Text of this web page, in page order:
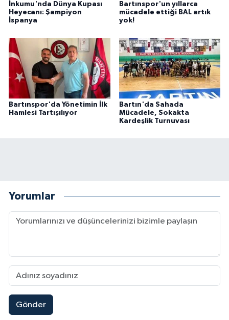
İnkumu'nda Dünya Kupası
Heyecanı: Şampiyon
İspanya
Bartınspor'un yıllarca
mücadele ettiği BAL artık
yok!
Bartınspor'da Yönetimin İlk
Hamlesi Tartışılıyor
Bartın'da Sahada
Mücadele, Sokakta
Kardeşlik Turnuvası
Yorumlar
Gönder